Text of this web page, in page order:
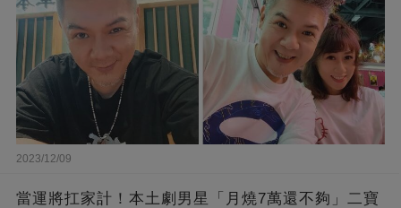
2023/12/09
當運將扛家計！本土劇男星「月燒7萬還不夠」二寶